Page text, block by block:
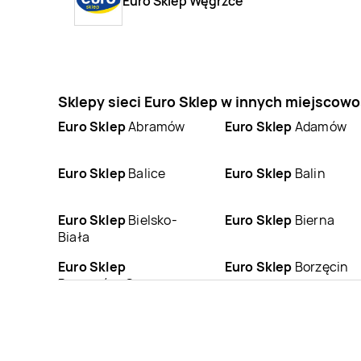
Sklepy sieci Euro Sklep w innych
Euro SklepAbramów Euro SklepAdamów
Euro SklepBalice Euro Sklep Balin
Euro SklepBielsko-
Biała
Euro Sklep Bierna
Euro Sklep
Boguszów-Gorce
Euro Sklep Borzęcin